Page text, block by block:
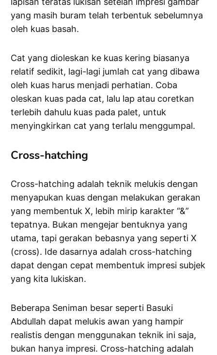
yang masih buram telah terbentuk sebelumnya
oleh kuas basah.
Cat yang dioleskan ke kuas kering biasanya
relatif sedikit, lagi-lagi jumlah cat yang dibawa
oleh kuas harus menjadi perhatian. Coba
oleskan kuas pada cat, lalu lap atau coretkan
terlebih dahulu kuas pada palet, untuk
menyingkirkan cat yang terlalu menggumpal.
Cross-hatching
Cross-hatching adalah teknik melukis dengan
menyapukan kuas dengan melakukan gerakan
yang membentuk X, lebih mirip karakter “&”
tepatnya. Bukan mengejar bentuknya yang
utama, tapi gerakan bebasnya yang seperti X
(cross). Ide dasarnya adalah cross-hatching
dapat dengan cepat membentuk impresi subjek
yang kita lukiskan.
Beberapa Seniman besar seperti Basuki
Abdullah dapat melukis awan yang hampir
realistis dengan menggunakan teknik ini saja,
bukan hanya impresi. Cross-hatching adalah